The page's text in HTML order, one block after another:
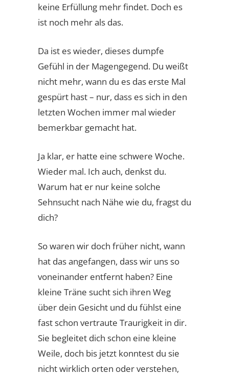
keine Erfüllung mehr findet. Doch es
ist noch mehr als das.
Da ist es wieder, dieses dumpfe
Gefühl in der Magengegend. Du weißt
nicht mehr, wann du es das erste Mal
gespürt hast – nur, dass es sich in den
letzten Wochen immer mal wieder
bemerkbar gemacht hat.
Ja klar, er hatte eine schwere Woche.
Wieder mal. Ich auch, denkst du.
Warum hat er nur keine solche
Sehnsucht nach Nähe wie du, fragst du
dich?
So waren wir doch früher nicht, wann
hat das angefangen, dass wir uns so
voneinander entfernt haben? Eine
kleine Träne sucht sich ihren Weg
über dein Gesicht und du fühlst eine
fast schon vertraute Traurigkeit in dir.
Sie begleitet dich schon eine kleine
Weile, doch bis jetzt konntest du sie
nicht wirklich orten oder verstehen,